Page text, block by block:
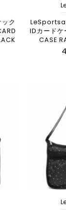
ク
IDカード
CASE